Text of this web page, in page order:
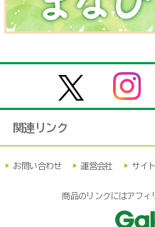
関連リンク
お問い合わせ 運営会社 サイ
商品のリンクにはアフィ